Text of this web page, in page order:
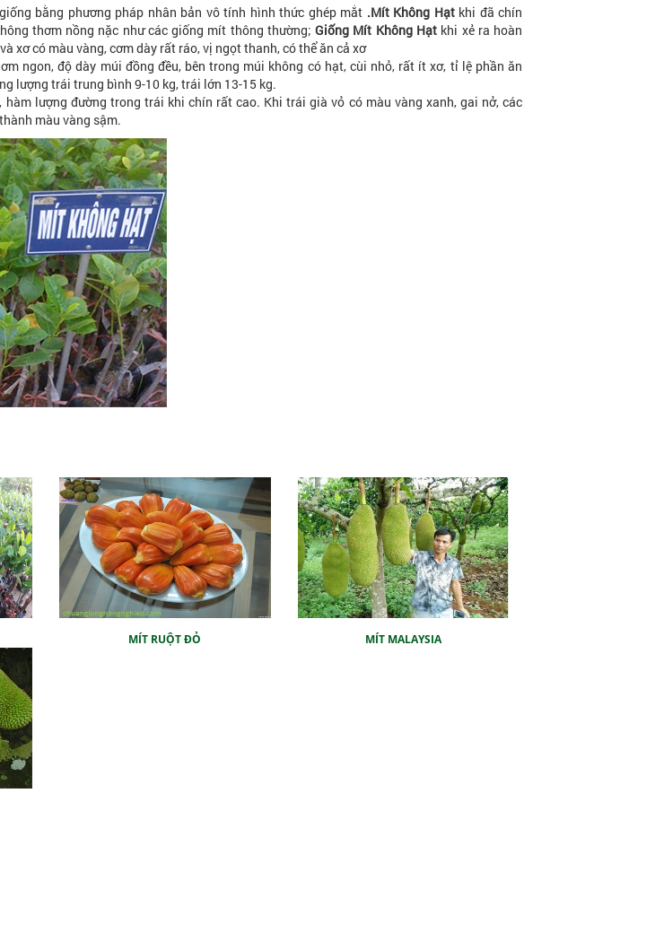
bằng phương pháp nhân bản vô tính hình thức ghép mắt .Mít Không Hạt khi đã chín
thơm nồng nặc như các giống mít thông thường;Giống Mít Không Hạt khi xẻ ra hoàn
xơ có màu vàng, cơm dày rất ráo, vị ngọt thanh, có thể ăn cả xơ
ngon, độ dày múi đồng đều, bên trong múi không có hạt, cùi nhỏ, rất ít xơ, tỉ lệ phần ăn
lượng trái trung bình 9-10 kg, trái lớn 13-15 kg.
hàm lượng đường trong trái khi chín rất cao. Khi trái già vỏ có màu vàng xanh, gai nở, các
màu vàng sậm.
MÍT RUỘT ĐỎ MÍT MALAYSIA